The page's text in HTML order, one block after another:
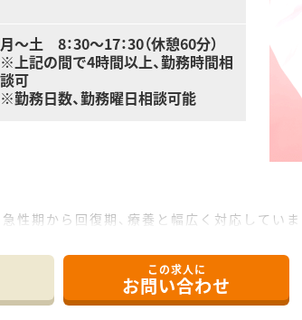
月～土 8：30～17：30（休憩60分）
※上記の間で4時間以上、勤務時間相
談可
※勤務日数、勤務曜日相談可能
性期から回復期、療養と幅広く対応していま
だけます。
この求人に
お問い合わせ